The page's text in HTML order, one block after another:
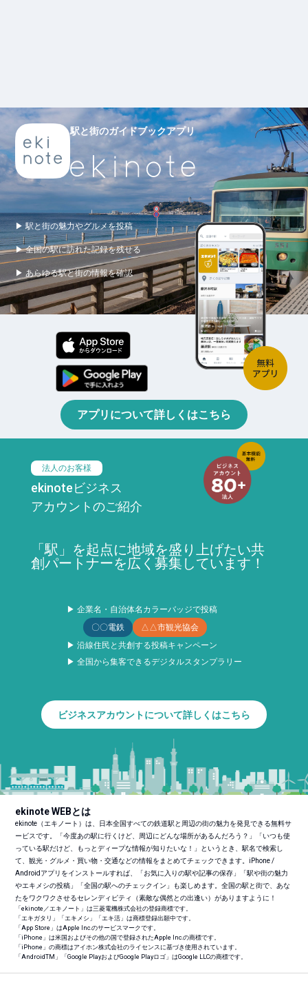
駅と街のガイドブックアプリ
▶ 駅と街の魅力やグルメを投稿
▶ 全国の駅に訪れた記録を残せる
▶ あらゆる駅と街の情報を確認
アプリについて詳しくはこちら
法人のお客様
ekinoteビジネス
アカウントのご紹介
「駅」を起点に地域を盛り上げたい共
創パートナーを広く募集しています！
▶ 企業名・自治体名カラーバッジで投稿
〇〇電鉄
△△市観光協会
▶ 沿線住民と共創する投稿キャンペーン
▶ 全国から集客できるデジタルスタンプラリー
ビジネスアカウントについて詳しくはこちら
ekinote WEBとは
ekinote（エキノート）は、日本全国すべての鉄道駅と周辺の街の魅力を発見できる無料サ
ービスです。「今度あの駅に行くけど、周辺にどんな場所があるんだろう？」「いつも使
っている駅だけど、もっとディープな情報が知りたいな！」というとき、駅名で検索し
て、観光・グルメ・買い物・交通などの情報をまとめてチェックできます。iPhone /
Androidアプリをインストールすれば、「お気に入りの駅や記事の保存」「駅や街の魅力
やエキメシの投稿」「全国の駅へのチェックイン」も楽しめます。全国の駅と街で、あな
たをワクワクさせるセレンディピティ（素敵な偶然との出逢い）がありますように！
「ekinote／エキノート」は三菱電機株式会社の登録商標です。
「エキガタリ」「エキメシ」「エキ活」は商標登録出願中です。
「App Store」はApple Inc.のサービスマークです。
「iPhone」は米国およびその他の国で登録されたApple Inc.の商標です。
「iPhone」の商標はアイホン株式会社のライセンスに基づき使用されています。
「AndroidTM 」「Google PlayおよびGoogle Playロゴ」はGoogle LLCの商標です。